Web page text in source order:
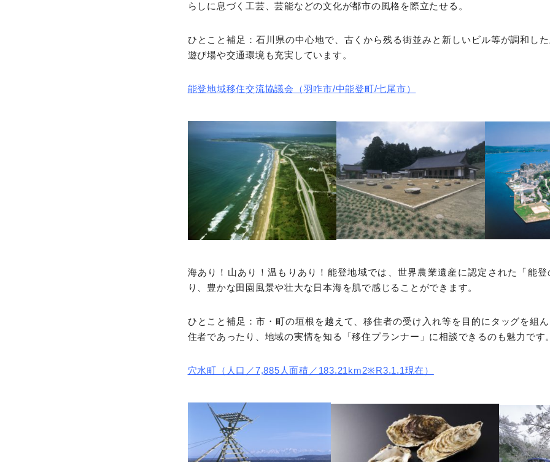
らしに息づく工芸、芸能などの文化が都市の風格を際立たせる。
ひとこと補足：石川県の中心地で、古くから残る街並みと新しいビル等が調和し
遊び場や交通環境も充実しています。
能登地域移住交流協議会（羽咋市/中能登町/七尾市）
海あり！山あり！温もりあり！能登地域では、世界農業遺産に認定された「能
り、豊かな田園風景や壮大な日本海を肌で感じることができます。
ひとこと補足：市・町の垣根を越えて、移住者の受け入れ等を目的にタッグを組
住者であったり、地域の実情を知る「移住プランナー」に相談できるのも魅力です。
穴水町（人口／7,885人面積／183.21km2※R3.1.1現在）